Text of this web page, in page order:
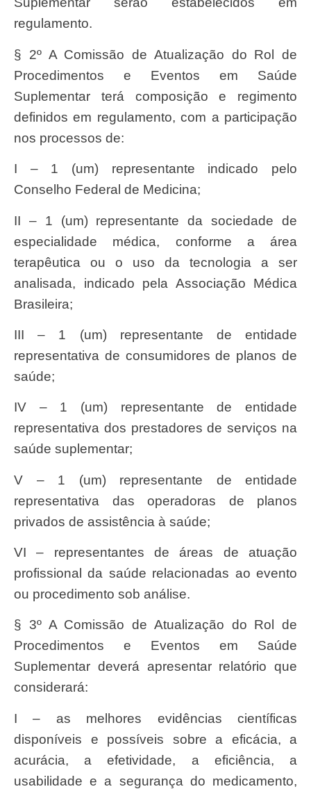
regulamento.
§ 2º A Comissão de Atualização do Rol de
Procedimentos e Eventos em Saúde
Suplementar terá composição e regimento
definidos em regulamento, com a participação
nos processos de:
I – 1 (um) representante indicado pelo
Conselho Federal de Medicina;
II – 1 (um) representante da sociedade de
especialidade médica, conforme a área
terapêutica ou o uso da tecnologia a ser
analisada, indicado pela Associação Médica
Brasileira;
III – 1 (um) representante de entidade
representativa de consumidores de planos de
saúde;
IV – 1 (um) representante de entidade
representativa dos prestadores de serviços na
saúde suplementar;
V – 1 (um) representante de entidade
representativa das operadoras de planos
privados de assistência à saúde;
VI – representantes de áreas de atuação
profissional da saúde relacionadas ao evento
ou procedimento sob análise.
§ 3º A Comissão de Atualização do Rol de
Procedimentos e Eventos em Saúde
Suplementar deverá apresentar relatório que
considerará:
I – as melhores evidências científicas
disponíveis e possíveis sobre a eficácia, a
acurácia, a efetividade, a eficiência, a
usabilidade e a segurança do medicamento,